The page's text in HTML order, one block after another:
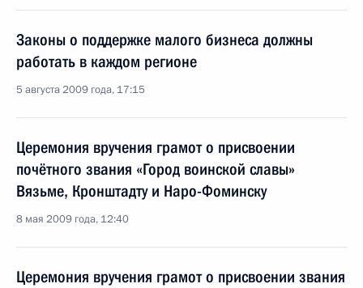
Законы о поддержке малого бизнеса должны
работать в каждом регионе
5 августа 2009 года, 17:15
Церемония вручения грамот о присвоении
почётного звания «Город воинской славы»
Вязьме, Кронштадту и Наро-Фоминску
8 мая 2009 года, 12:40
Церемония вручения грамот о присвоении звания